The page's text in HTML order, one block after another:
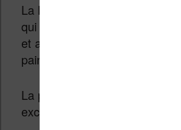
La liseuse est aussi étanche
qui devrait garantir sa
et aux poussières diverses
pain, sable, etc.).
La première impression est
excellente !